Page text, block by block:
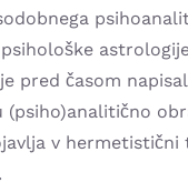
pred časom napisal
v